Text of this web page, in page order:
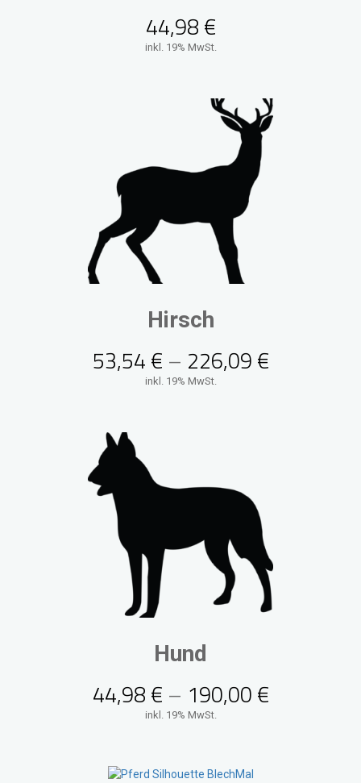
44,98€
inkl. 19% MwSt.
Hirsch
53,54€ – 226,09€
inkl. 19% MwSt.
Hund
44,98€ – 190,00€
inkl. 19% MwSt.